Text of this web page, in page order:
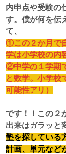
内申点や受験の
す。僕が何を伝
て、
①この２か月で
学は小学校の内
②中学の１学期
と数学。小学校
可能性アリ）
です！！この２
出来はガラッと
塾を探している
計画、単元など